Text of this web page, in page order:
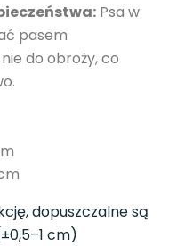
Psa w
pasem
do obroży, co
dopuszczalne są
cm)